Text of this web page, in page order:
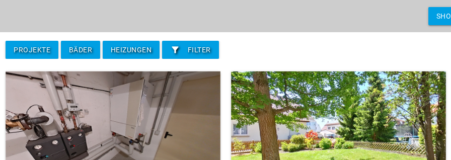
PROJEKTE BÄDER HEIZUNGEN filter_alt FILTER